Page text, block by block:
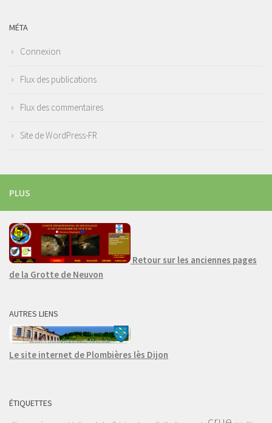
MÉTA
Connexion
Flux des publications
Flux des commentaires
Site de WordPress-FR
PLUS
Retour sur les anciennes pages
de la Grotte de Neuvon
AUTRES LIENS
Le site internet de Plombières lès Dijon
ÉTIQUETTES